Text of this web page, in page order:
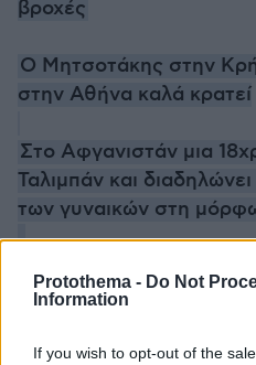
Protothema - Do Not
Information
If you wish to opt-out of the
βροχές
Ο Μητσοτάκης στην
στην Αθήνα καλά κρατεί
Στο Αφγανιστάν μια
Ταλιμπάν και
των γυναικών στη
και μάθετε πρώτοι όλες τις